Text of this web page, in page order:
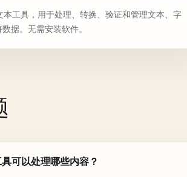
本工具，用于处理、转换、验证和管理文本、字
据。无需安装软件。
可以处理哪些内容？